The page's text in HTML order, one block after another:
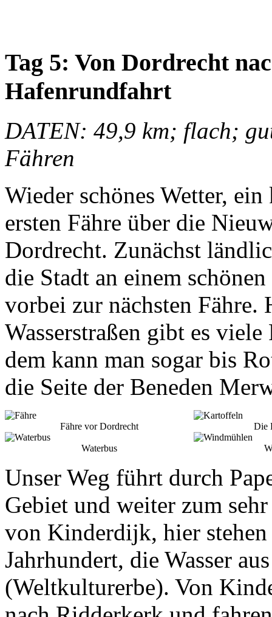
Tag 5: Von Dordrecht
Hafenrundfahrt
DATEN: 49,9 km; flach;
Fähren
Wieder schönes Wetter,
ersten Fähre über die
Dordrecht. Zunächst
die Stadt an einem
vorbei zur nächsten
Wasserstraßen gibt es
dem kann man sogar bis
die Seite der Beneden
Fähre vor Dordrecht Die
Waterbus
Unser Weg führt durch
Gebiet und weiter zum
von Kinderdijk, hier
Jahrhundert, die Wasser
(Weltkulturerbe). Von